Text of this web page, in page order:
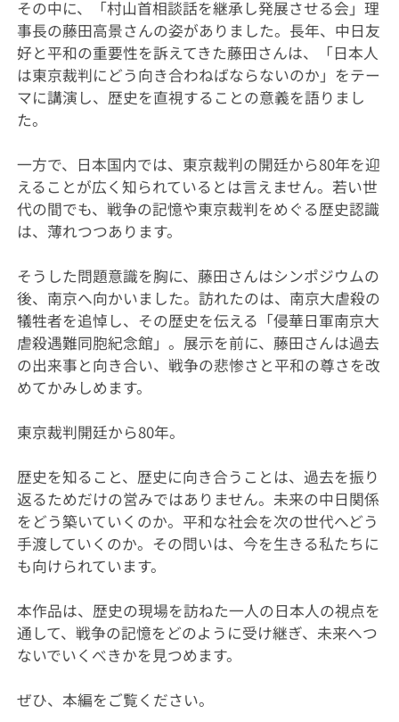
その中に、「村山首相談話を継承し発展させる会」理
事長の藤田高景さんの姿がありました。長年、中日友
好と平和の重要性を訴えてきた藤田さんは、「日本人
は東京裁判にどう向き合わねばならないのか」をテー
マに講演し、歴史を直視することの意義を語りまし
た。
一方で、日本国内では、東京裁判の開廷から80年を迎
えることが広く知られているとは言えません。若い世
代の間でも、戦争の記憶や東京裁判をめぐる歴史認識
は、薄れつつあります。
そうした問題意識を胸に、藤田さんはシンポジウムの
後、南京へ向かいました。訪れたのは、南京大虐殺の
犠牲者を追悼し、その歴史を伝える「侵華日軍南京大
虐殺遇難同胞紀念館」。展示を前に、藤田さんは過去
の出来事と向き合い、戦争の悲惨さと平和の尊さを改
めてかみしめます。
東京裁判開廷から80年。
歴史を知ること、歴史に向き合うことは、過去を振り
返るためだけの営みではありません。未来の中日関係
をどう築いていくのか。平和な社会を次の世代へどう
手渡していくのか。その問いは、今を生きる私たちに
も向けられています。
本作品は、歴史の現場を訪ねた一人の日本人の視点を
通して、戦争の記憶をどのように受け継ぎ、未来へつ
ないでいくべきかを見つめます。
ぜひ、本編をご覧ください。